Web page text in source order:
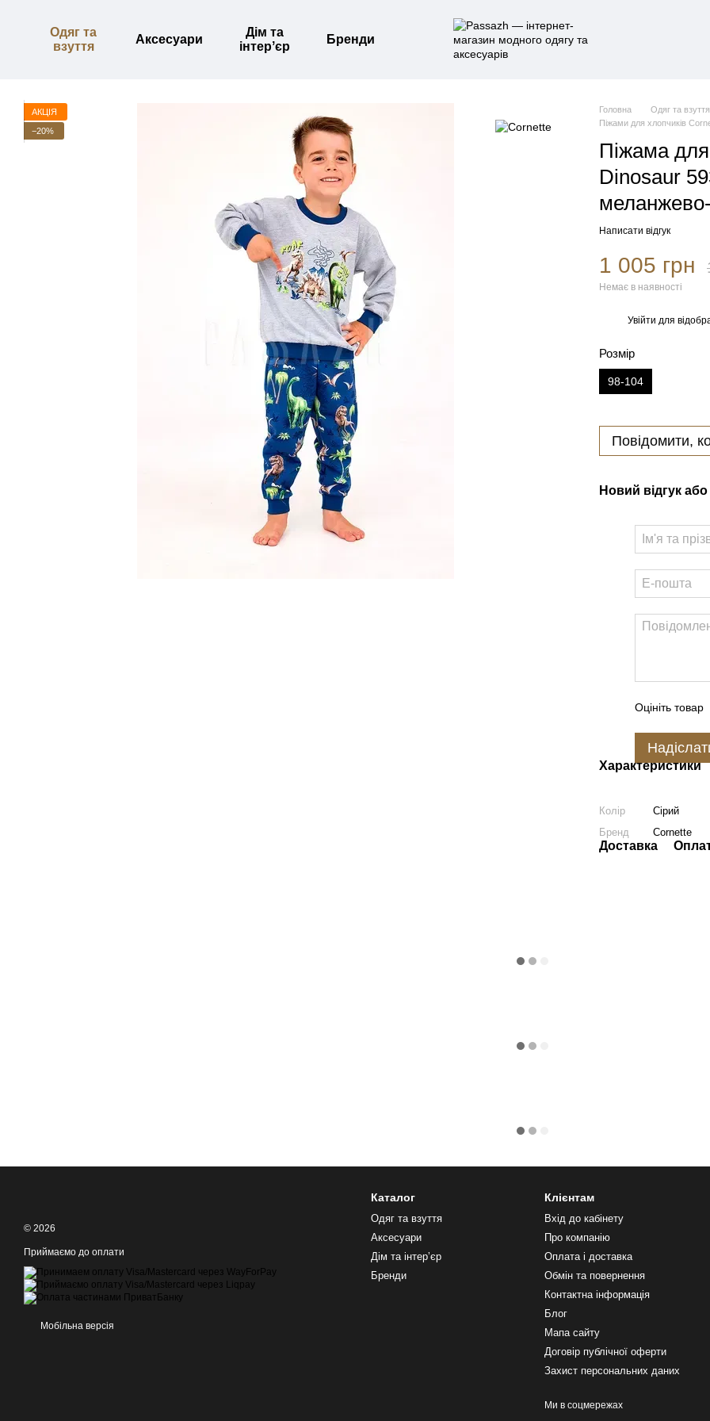
Одяг та
взуття
Аксесуари
Дім та
інтерʼєр
Бренди
АКЦІЯ
−20%
Головна
Одяг та взуття
Піжами для хлопчиків
Піжама
Dinosaur
Написати відгук
1 005 грн
Немає в наявності
Увійти для
Розмір
98-104
Повідомити,
Новий відгук
Оцініть товар
Характеристики
Колір
Сірий
Бренд
Cornette
Доставка
© 2026
Приймаємо до оплати
Мобільна версія
Каталог
Одяг та взуття
Аксесуари
Дім та інтерʼєр
Бренди
Клієнтам
Вхід до кабінету
Про компанію
Оплата і доставка
Обмін та повернення
Контактна інформація
Блог
Мапа сайту
Договір публічної оферти
Захист персональних даних
Ми в соцмережах